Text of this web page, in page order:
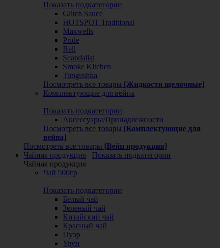
Показать подкатегории
Glitch Sauce
HOTSPOT Traditional
Maxwells
Pride
Rell
Scandalist
Smoke Kitchen
Tungushka
Посмотреть все товары [Жидкости щелочные]
Комплектующие для вейпа
Показать подкатегории
Аксессуары/Принадлежности
Посмотреть все товары [Комплектующие для
вейпа]
Посмотреть все товары [Вейп продукция]
Чайная продукция
Показать подкатегории
Чайная продукция
Чай 500гр
Показать подкатегории
Белый чай
Зеленый чай
Китайский чай
Красный чай
Пуэр
Улун